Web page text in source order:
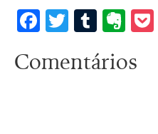
Facebook
Twitter
Comentários